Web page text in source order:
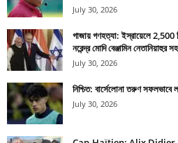
July 30, 2026
গাজায় গণহত্যা: ইস্রায়েলে 2,500
নরেন্দ্র মোদি বেঞ্জামিন নেতানিয়াহুর
July 30, 2026
নিশ্চিত: বার্সেলোনা তরুণ
July 30, 2026